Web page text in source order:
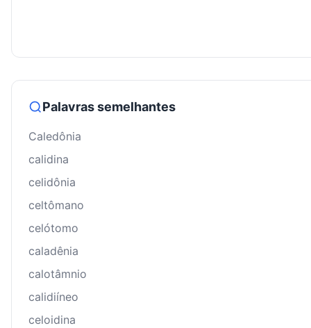
Palavras semelhantes
Caledônia
calidina
celidônia
celtômano
celótomo
caladênia
calotâmnio
calidiíneo
celoidina